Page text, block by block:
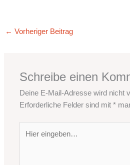
← Vorheriger Beitrag
Schreibe einen
Deine E-Mail-Adresse wird nicht
Erforderliche Felder sind mit*
eingeben…